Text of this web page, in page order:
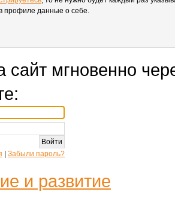
профиле данные о себе.
сайт мгновенно
Забыли пароль?
и развитие